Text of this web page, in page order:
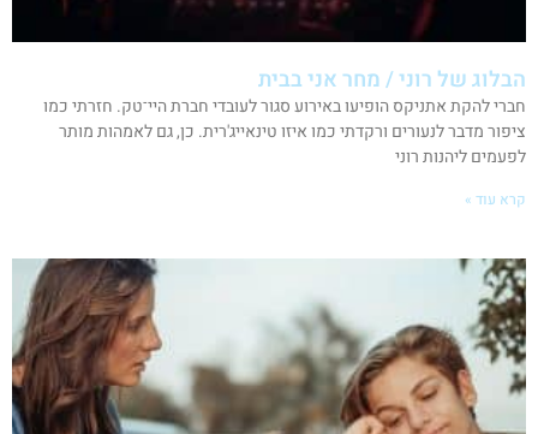
הבלוג של רוני / מחר אני בבית
חברי להקת אתניקס הופיעו באירוע סגור לעובדי חברת היי־טק. חזרתי כמו
ציפור מדבר לנעורים ורקדתי כמו איזו טינאייג'רית. כן, גם לאמהות מותר
לפעמים ליהנות רוני
קרא עוד »